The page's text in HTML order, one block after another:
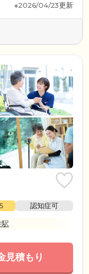
※2026/04/23更新
認知症可
見積もり